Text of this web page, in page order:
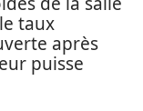
taux
après
puisse